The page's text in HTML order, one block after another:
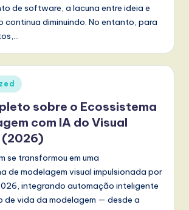
de software, a lacuna entre ideia e
continua diminuindo. No entanto, para
sobre o Ecossistema
com IA do Visual
(2026)
se transformou em uma
de modelagem visual impulsionada por
integrando automação inteligente
de vida da modelagem — desde a